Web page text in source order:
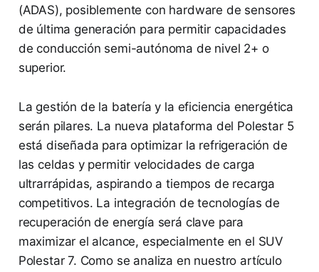
(ADAS), posiblemente con hardware de sensores
de última generación para permitir capacidades
de conducción semi-autónoma de nivel 2+ o
superior.
La gestión de la batería y la eficiencia energética
serán pilares. La nueva plataforma del Polestar 5
está diseñada para optimizar la refrigeración de
las celdas y permitir velocidades de carga
ultrarrápidas, aspirando a tiempos de recarga
competitivos. La integración de tecnologías de
recuperación de energía será clave para
maximizar el alcance, especialmente en el SUV
Polestar 7. Como se analiza en nuestro artículo